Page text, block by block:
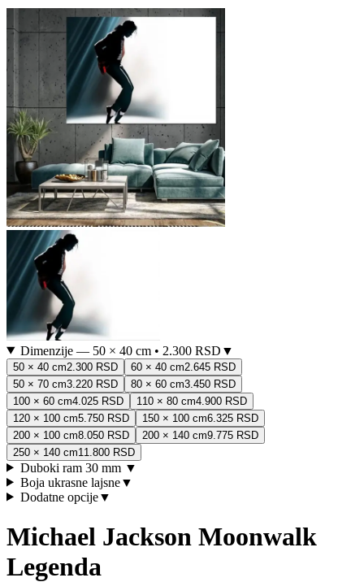
Dimenzije — 50 × 40 cm• 2.300 RSD ▼
50 × 40 cm2.300 RSD 60 × 40 cm2.645 RSD
50 × 70 cm3.220 RSD 80 × 60 cm3.450 RSD
100 × 60 cm4.025 RSD 110 × 80 cm4.900 RSD
120 × 100 cm5.750 RSD 150 × 100 cm6.325 RSD
200 × 100 cm8.050 RSD 200 × 140 cm9.775 RSD
250 × 140 cm11.800 RSD
Duboki ram 30 mm ▼
Boja ukrasne lajsne▼
Dodatne opcije▼
Michael Jackson Moonwalk
Legenda